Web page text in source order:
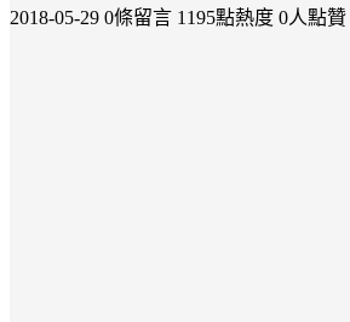
2018-05-29 0條留言 1195點熱度 0人點贊